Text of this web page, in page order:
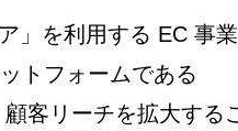
」を利用する EC 事
トフォームである
客リーチを拡大する